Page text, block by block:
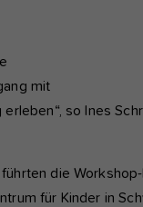
mit
so Ines
die
für Kinder in
Cookies. Es
der Website zu